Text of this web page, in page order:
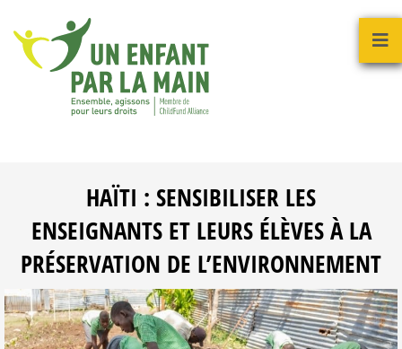
HAÏTI : SENSIBILISER LES
ENSEIGNANTS ET LEURS ÉLÈVES À LA
PRÉSERVATION DE L’ENVIRONNEMENT